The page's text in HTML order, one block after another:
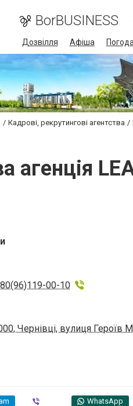
BorBUSINESS
Дозвілля Афіша Погода
Кадрові, рекрутингові агентства
агенція
00-10
Чернівці, вулиця Героїв
WhatsApp